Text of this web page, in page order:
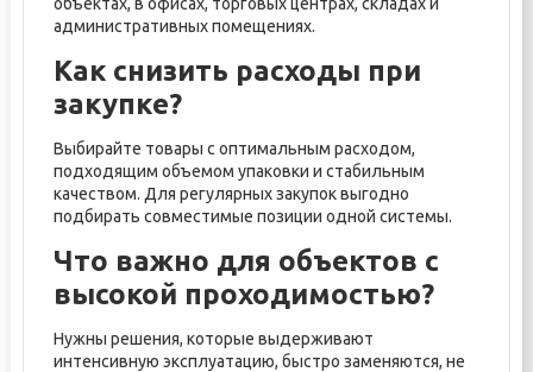
административных помещениях.
Как снизить расходы при
закупке?
Выбирайте товары с оптимальным расходом,
подходящим объемом упаковки и стабильным
качеством. Для регулярных закупок выгодно
подбирать совместимые позиции одной системы.
Что важно для объектов с
высокой проходимостью?
Нужны решения, которые выдерживают
интенсивную эксплуатацию, быстро заменяются, не